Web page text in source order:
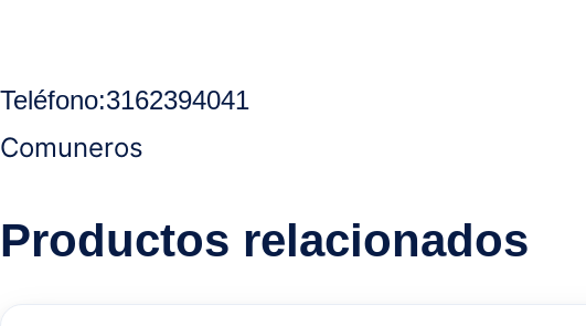
Teléfono:3162394041
Comuneros
Productos relacionados